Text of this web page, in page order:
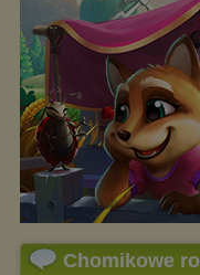
Chomikowe